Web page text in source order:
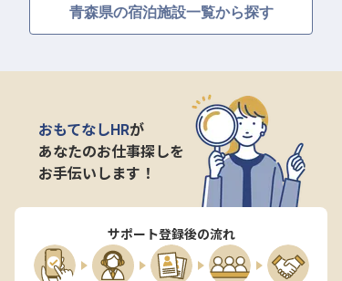
青森県の宿泊施設一覧から探す
おもてなしHRが
あなたのお仕事探しを
お手伝いします！
サポート登録後の流れ